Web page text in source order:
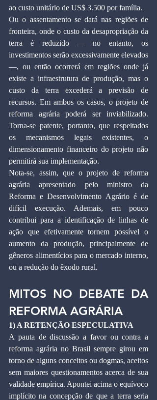
ao custo unitário de US$ 3.500 por família.
Ou o assentamento se dará nas regiões de
fronteira, onde o custo da desapropriação da
terra é reduzido — no entanto, os
investimentos serão excessivamente elevados
—, ou então ocorrerá em regiões onde já
existe a infraestrutura de produção, mas o
custo da terra excederá a previsão de
recursos. Em ambos os casos, o projeto de
reforma agrária poderá ser inviabilizado.
Torna-se patente, portanto, que respeitados
os mecanismos legais existentes, o
dimensionamento financeiro do projeto não
permitirá sua implementação.
Nota-se, assim, que o projeto de reforma
agrária apresentado pelo ministro da
Reforma e Desenvolvimento Agrário é de
difícil execução. Ademais, em pouco
contribui para a identificação de linhas de
ação que efetivamente tornem possível o
aumento da produção, principalmente de
gêneros alimentícios para o mercado interno,
ou a redução do êxodo rural.
MITOS NO DEBATE DA
REFORMA AGRÁRIA
1) A RETENÇÃO ESPECULATIVA
A pauta de discussão a favor ou contra a
reforma agrária no Brasil sempre girou em
torno de alguns conceitos ou dogmas, aceitos
sem maiores questionamentos acerca de sua
validade empírica. Apontei acima o equívoco
implícito na concepção de que a terra seria